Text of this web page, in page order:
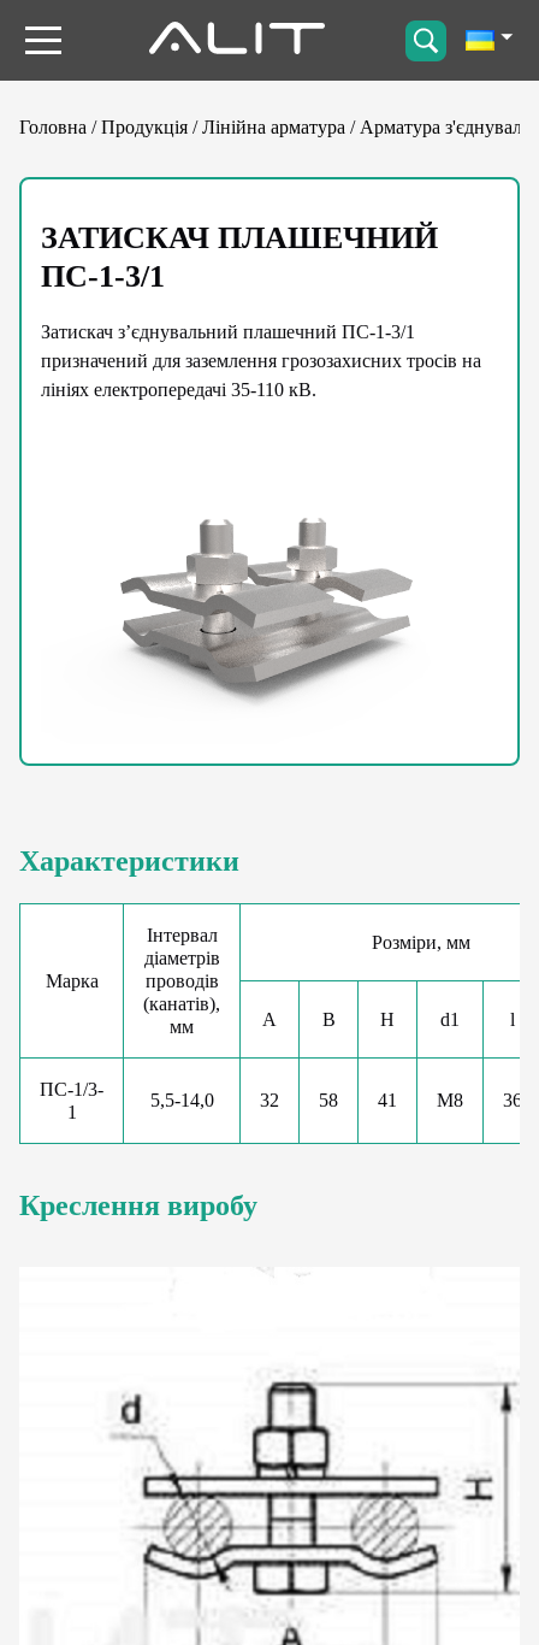
Головна /Продукція /Лінійна арматура / Арматура
ЗАТИСКАЧ ПЛАШЕЧНИЙ
ПС-1-3/1
Затискач з’єднувальний плашечний ПС-1-3/1
призначений для заземлення грозозахисних тросів на
лініях електропередачі 35-110 кВ.
Характеристики
Марка
Інтервал
діаметрів
проводів
(канатів),
мм
Розміри, мм
A B H d1 l
ПС-1/3-
1
5,5-14,0 32 58 41 М8 36
Креслення виробу